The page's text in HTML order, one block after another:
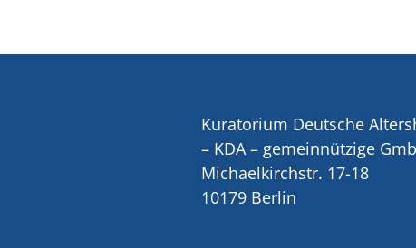
Kuratorium Deutsche
– KDA – gemeinnützige
Michaelkirchstr. 17-18
10179 Berlin